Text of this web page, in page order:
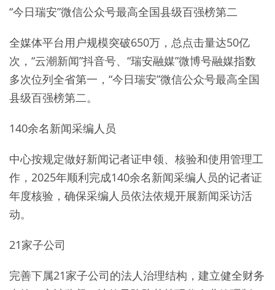
“今日瑞安”微信公众号最高全国县级百强榜第二
全媒体平台用户规模突破650万，总点击量达50亿
次，“云潮新闻”抖音号、“瑞安融媒”微博号融媒指数
多次位列全省第一，“今日瑞安”微信公众号最高全国
县级百强榜第二。
140余名新闻采编人员
中心按规定做好新闻记者证申领、核验和使用管理工
作，2025年顺利完成140余名新闻采编人员的记者证
年度核验，确保采编人员依法依规开展新闻采访活
动。
21家子公司
完善下属21家子公司的法人治理结构，建立健全财务